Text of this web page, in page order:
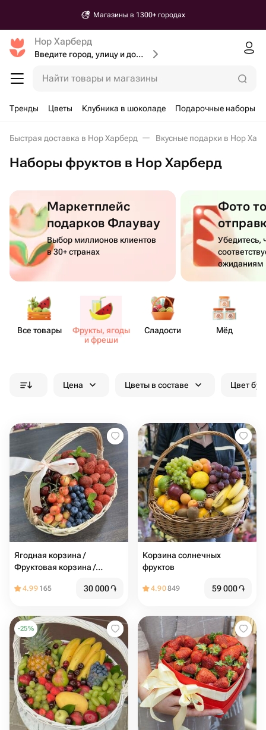
Магазины в 1300+ городах
Нор Харберд
Введите город, улицу и дом доставки
Найти товары и магазины
Тренды Цветы Клубника в шоколаде Подарочные наборы
Быстрая доставка в Нор Харберд Вкусные подарки в Нор
Наборы фруктов в Нор Харберд
Маркетплейс
подарков Флаувау
Выбор миллионов клиентов
в 30+ странах
Фото
Убедитесь,
ожиданиям
Все товары
Фрукты, ягоды
и фреши
Сладости Мёд
Цена Цветы в составе Цвет
Ягодная корзина /
Фруктовая корзина /
Клубника / Черешня
4.99 165 30 000֏
Корзина солнечных
фруктов
4.90849 59 000֏
-25%